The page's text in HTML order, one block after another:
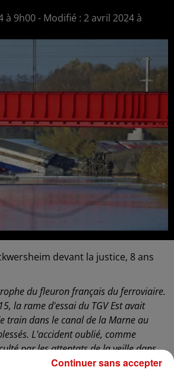
à 9h00 - Modifié : 2 avril 2024 à
devant la justice, 8 ans
du fleuron français du ferroviaire.
la rame d'essai du TGV Est avait
train dans le canal de la Marne au
L'accident oublié, comme
par les attentats de la veille dans
dans l'état d'urgence terroriste. La
Continuer sans accepter